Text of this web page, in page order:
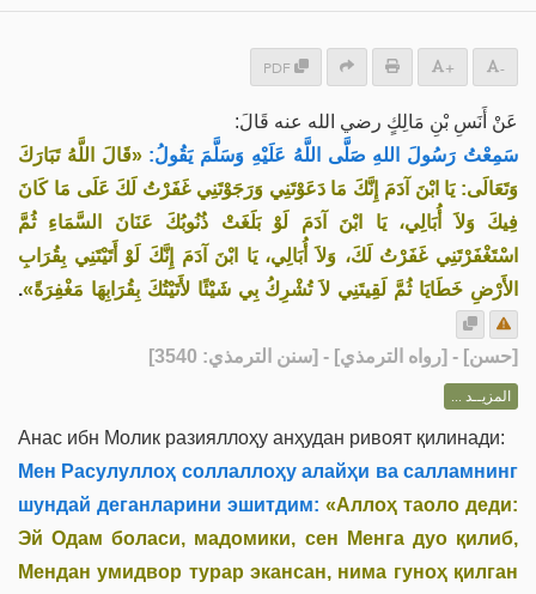
PDF + -
عَنْ أَنَسِ بْنِ مَالِكٍ رضي الله عنه قَالَ:
سَمِعْتُ رَسُولَ اللهِ صَلَّى اللَّهُ عَلَيْهِ وَسَلَّمَ يَقُولُ: «قَالَ اللَّهُ تَبَارَكَ
وَتَعَالَى: يَا ابْنَ آدَمَ إِنَّكَ مَا دَعَوْتَنِي وَرَجَوْتَنِي غَفَرْتُ لَكَ عَلَى مَا كَانَ
فِيكَ وَلاَ أُبَالِي، يَا ابْنَ آدَمَ لَوْ بَلَغَتْ ذُنُوبُكَ عَنَانَ السَّمَاءِ ثُمَّ
اسْتَغْفَرْتَنِي غَفَرْتُ لَكَ، وَلاَ أُبَالِي، يَا ابْنَ آدَمَ إِنَّكَ لَوْ أَتَيْتَنِي بِقُرَابِ
الأَرْضِ خَطَايَا ثُمَّ لَقِيتَنِي لاَ تُشْرِكُ بِي شَيْئًا لأَتَيْتُكَ بِقُرَابِهَا مَغْفِرَةً».
[حسن] - [رواه الترمذي] - [سنن الترمذي: 3540]
المزيــد ...
Анас ибн Молик разияллоҳу анҳудан ривоят қилинади:
Мен Расулуллоҳ соллаллоҳу алайҳи ва салламнинг
шундай деганларини эшитдим: «Аллоҳ таоло деди:
Эй Одам боласи, мадомики, сен Менга дуо қилиб,
Мендан умидвор турар экансан, нима гуноҳ қилган